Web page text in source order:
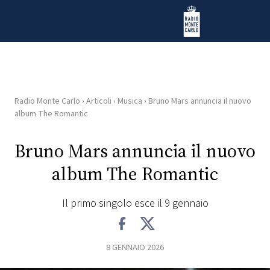
Radio Monte Carlo
HOME
RADIO
Radio Monte Carlo › Articoli › Musica › Bruno Mars annuncia il nuovo
album The Romantic
Bruno Mars annuncia il nuovo
album The Romantic
Il primo singolo esce il 9 gennaio
8 GENNAIO 2026